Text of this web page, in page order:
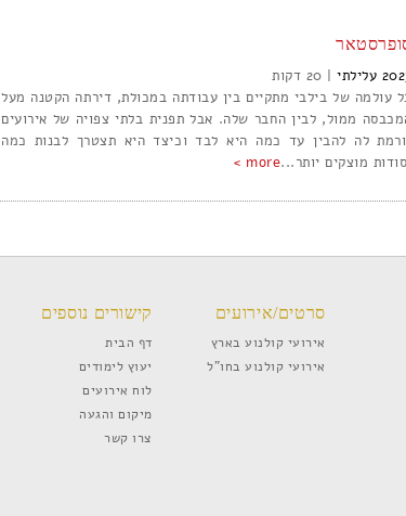
עלילתי|
20
עולמה של בילבי מתקיים בין עבודתה במכולת, דירתה הקטנה מעל
ממול, לבין החבר שלה. אבל תפנית בלתי צפויה של אירועים
לה להבין עד כמה היא לבד וכיצד היא תצטרך לבנות כמה
מוצקים יותר...more >
סרטים/אירועים
אירועי קולנוע בארץ
אירועי קולנוע בחו”ל
קישורים נוספים
דף הבית
יעוץ לימודים
לוח אירועים
מיקום והגעה
צרו קשר